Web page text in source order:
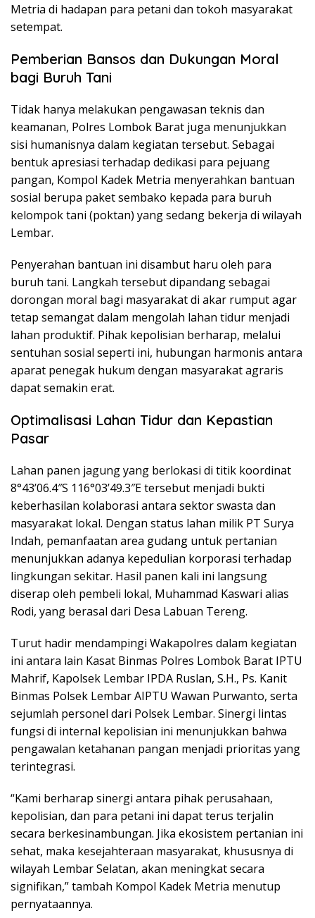
Metria di hadapan para petani dan tokoh masyarakat
setempat.
Pemberian Bansos dan Dukungan Moral
bagi Buruh Tani
Tidak hanya melakukan pengawasan teknis dan
keamanan, Polres Lombok Barat juga menunjukkan
sisi humanisnya dalam kegiatan tersebut. Sebagai
bentuk apresiasi terhadap dedikasi para pejuang
pangan, Kompol Kadek Metria menyerahkan bantuan
sosial berupa paket sembako kepada para buruh
kelompok tani (poktan) yang sedang bekerja di wilayah
Lembar.
Penyerahan bantuan ini disambut haru oleh para
buruh tani. Langkah tersebut dipandang sebagai
dorongan moral bagi masyarakat di akar rumput agar
tetap semangat dalam mengolah lahan tidur menjadi
lahan produktif. Pihak kepolisian berharap, melalui
sentuhan sosial seperti ini, hubungan harmonis antara
aparat penegak hukum dengan masyarakat agraris
dapat semakin erat.
Optimalisasi Lahan Tidur dan Kepastian
Pasar
Lahan panen jagung yang berlokasi di titik koordinat
8°43’06.4″S 116°03’49.3″E tersebut menjadi bukti
keberhasilan kolaborasi antara sektor swasta dan
masyarakat lokal. Dengan status lahan milik PT Surya
Indah, pemanfaatan area gudang untuk pertanian
menunjukkan adanya kepedulian korporasi terhadap
lingkungan sekitar. Hasil panen kali ini langsung
diserap oleh pembeli lokal, Muhammad Kaswari alias
Rodi, yang berasal dari Desa Labuan Tereng.
Turut hadir mendampingi Wakapolres dalam kegiatan
ini antara lain Kasat Binmas Polres Lombok Barat IPTU
Mahrif, Kapolsek Lembar IPDA Ruslan, S.H., Ps. Kanit
Binmas Polsek Lembar AIPTU Wawan Purwanto, serta
sejumlah personel dari Polsek Lembar. Sinergi lintas
fungsi di internal kepolisian ini menunjukkan bahwa
pengawalan ketahanan pangan menjadi prioritas yang
terintegrasi.
“Kami berharap sinergi antara pihak perusahaan,
kepolisian, dan para petani ini dapat terus terjalin
secara berkesinambungan. Jika ekosistem pertanian ini
sehat, maka kesejahteraan masyarakat, khususnya di
wilayah Lembar Selatan, akan meningkat secara
signifikan,” tambah Kompol Kadek Metria menutup
pernyataannya.